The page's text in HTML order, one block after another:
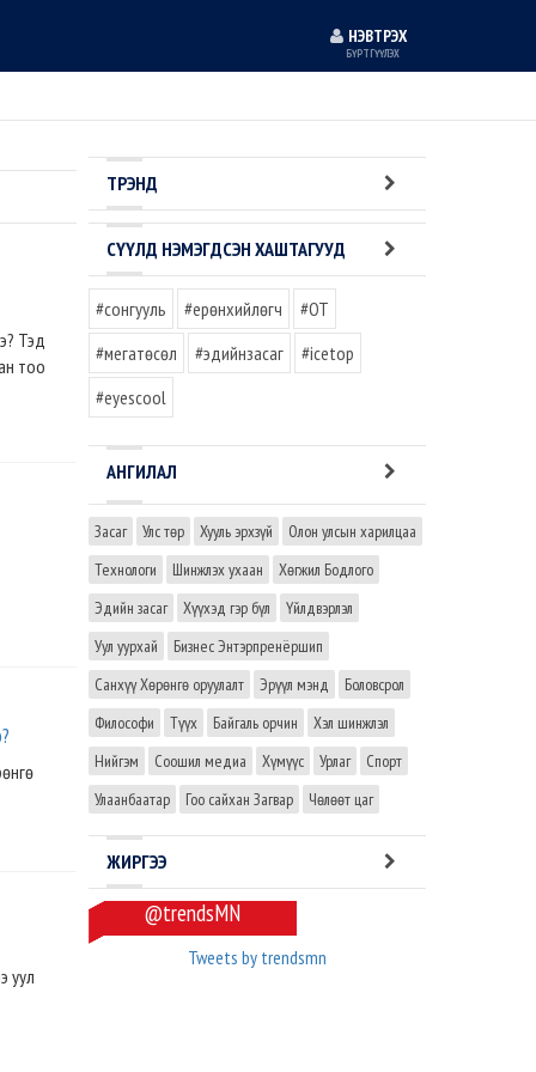
НЭВТРЭХ
БҮРТГҮҮЛЭХ
Тэд
тоо
уул
ТРЭНД
СҮҮЛД НЭМЭГДСЭН ХАШТАГУУД
#сонгууль #ерөнхийлөгч
#OT
#мегатөсөл
#эдийнзасаг
#icetop
#eyescool
АНГИЛАЛ
Засаг Улс төр Хууль эрхзүй
Олон улсын харилцаа
Технологи
Шинжлэх ухаан
Хөгжил Бодлого
Эдийн засаг
Хүүхэд гэр бүл
Үйлдвэрлэл
Уул уурхай
Бизнес Энтэрпренёршип
Санхүү Хөрөнгө оруулалт
Эрүүл мэнд
Боловсрол
Философи
Түүх Байгаль орчин
Хэл шинжлэл
Нийгэм
Соошил медиа Хүмүүс Урлаг
Спорт
Улаанбаатар
Гоо сайхан Загвар Чөлөөт цаг
ЖИРГЭЭ
@trendsMN
Tweets by trendsmn